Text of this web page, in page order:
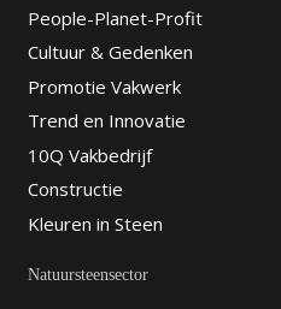
People-Planet-Profit
Cultuur & Gedenken
Promotie Vakwerk
Trend en Innovatie
10Q Vakbedrijf
Constructie
Kleuren in Steen
Natuursteensector